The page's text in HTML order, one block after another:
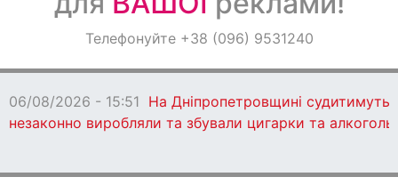
ОголошенняТелефонуйте +38 (096) 9531240
06/08/2026 - 15:51 На Дніпропетровщині судитимуть
незаконно виробляли та збували цигарки та алкоголь